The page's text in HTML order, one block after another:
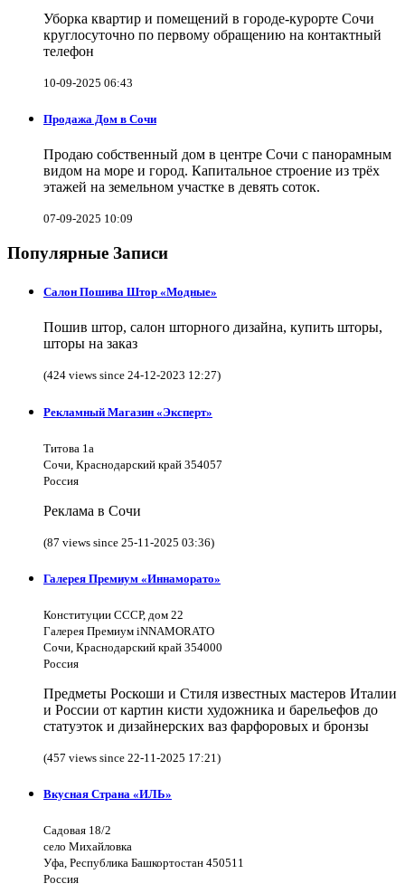
Уборка квартир и помещений в городе-курорте Сочи
круглосуточно по первому обращению на контактный
телефон
10-09-2025 06:43
Продажа Дом в Сочи
Продаю собственный дом в центре Сочи с панорамным
видом на море и город. Капитальное строение из трёх
этажей на земельном участке в девять соток.
07-09-2025 10:09
Популярные Записи
Салон Пошива Штор «Модные»
Пошив штор, салон шторного дизайна, купить шторы,
шторы на заказ
(424 views since 24-12-2023 12:27)
Рекламный Магазин «Эксперт»
Титова 1а
Сочи, Краснодарский край 354057
Россия
Реклама в Сочи
(87 views since 25-11-2025 03:36)
Галерея Премиум «Иннаморато»
Конституции СССР, дом 22
Галерея Премиум iNNAMORATO
Сочи, Краснодарский край 354000
Россия
Предметы Роскоши и Стиля известных мастеров Италии
и России от картин кисти художника и барельефов до
статуэток и дизайнерских ваз фарфоровых и бронзы
(457 views since 22-11-2025 17:21)
Вкусная Страна «ИЛЬ»
Садовая 18/2
село Михайловка
Уфа, Республика Башкортостан 450511
Россия